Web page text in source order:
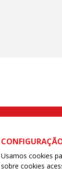
Rua Caetano
Usamos cookies
sobre cookies